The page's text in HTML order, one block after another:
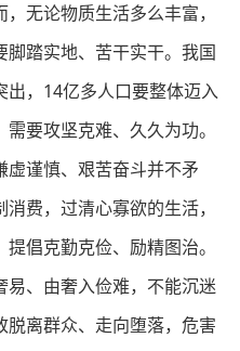
无论物质生活多么丰富，
踏实地、苦干实干。我国
，14亿多人口要整体迈入
要攻坚克难、久久为功。
谨慎、艰苦奋斗并不矛
费，过清心寡欲的生活，
倡克勤克俭、励精图治。
易、由奢入俭难，不能沉迷
离群众、走向堕落，危害